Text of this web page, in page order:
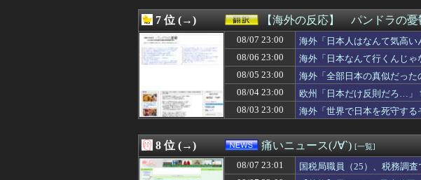
08/08 00:00
【批判】ラノベ作家（52）「新作ラブコメ
08/08 00:00
高市首相、秋の内閣改造で目論む「麻生支
08/08 00:00
【イオンモール熊本爆発】なぜ再入館で
08/08 00:00
【艦これ】そもそも深海ってなんか悪いこ
08/08 00:00
体調が悪いタイミングで義父がやって来
元原爆資料館館長「もし可能なら修学旅
08/08 00:00
ロックスター、GTA6のトレーラーを
08/08 00:00
友人「昼はいつも近所のファミレスで、
08/08 00:00
コトメ「父親役をお願い。うちの子がパ
08/08 00:00
お前らくんは、いくらの時計を着けてるん
08/08 00:00
ガンダムの戦艦ってモビルスーツに簡単に
08/07 23:59
首相官邸、高市首相の感動的なBGMをつ
7 位 (→) 【海外の反応】 パンドラの憂
08/07 23:00
海外「日本人はなんて気高
08/06 23:00
海外「日本なんて行くんじ
08/05 23:00
海外「全部日本の真似だっ
08/04 23:00
欧州「日本だけ反則だろ…」
08/03 23:00
海外「世界で日本を死守す
8 位 (→) 痛いニュース(ﾉ∀`) [一覧]
08/07 23:01
国税局職員（25）、税務調